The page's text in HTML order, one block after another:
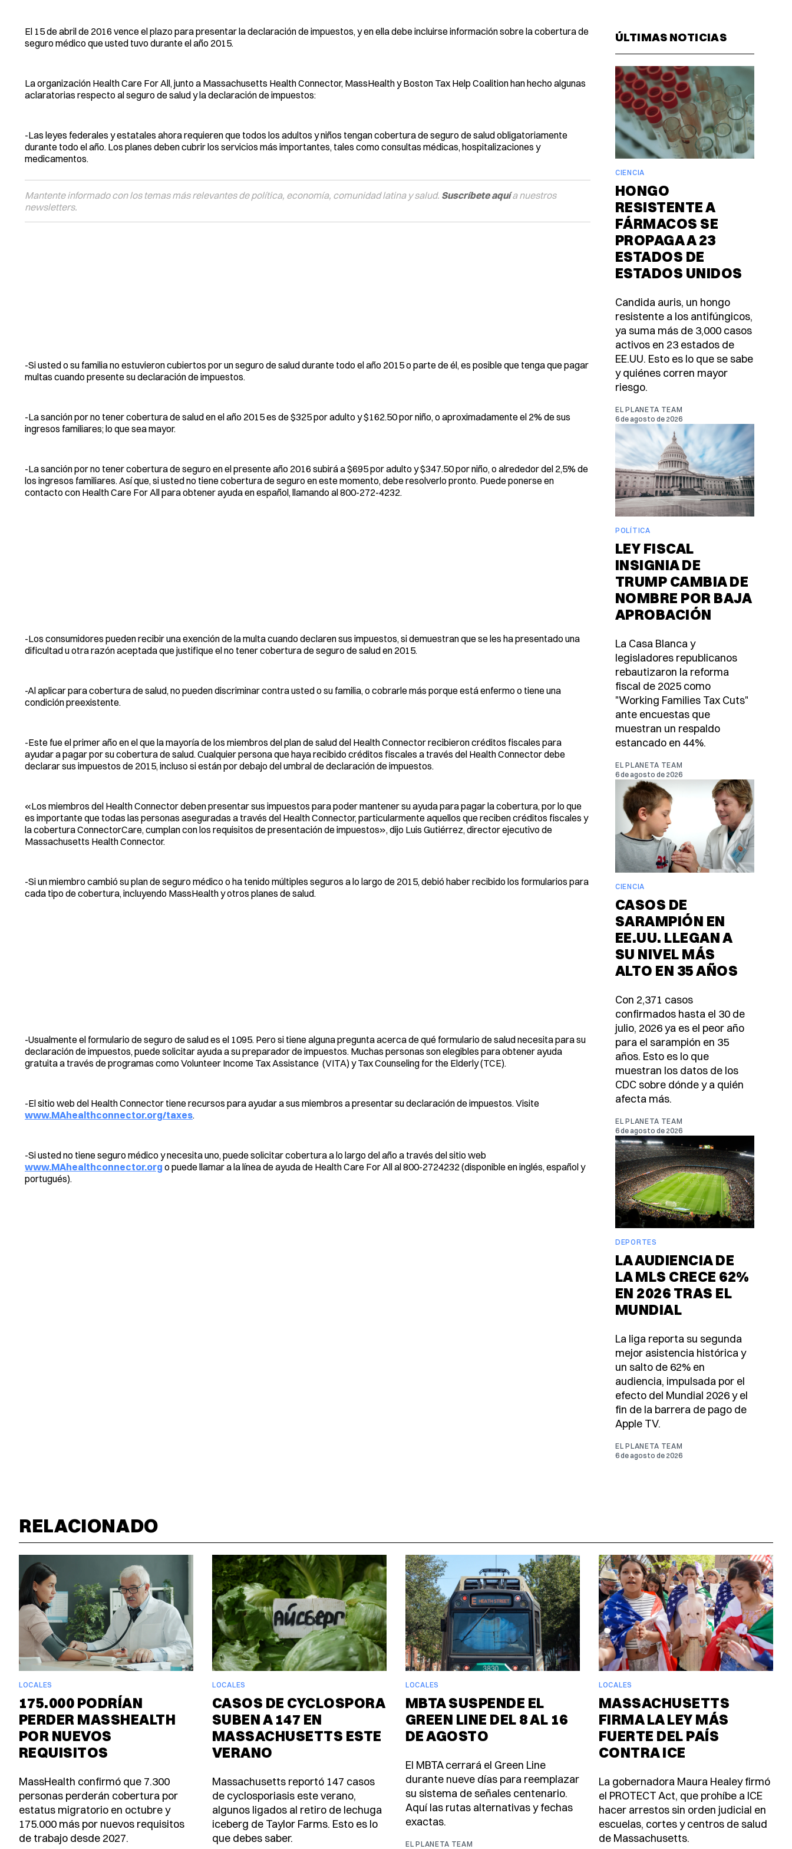
El 15 de abril de 2016 vence el plazo para presentar la declaración de impuestos, y en ella debe incluirse información sobre la cobertura de
seguro médico que usted tuvo durante el año 2015.
La organización Health Care For All, junto a Massachusetts Health Connector, MassHealth y Boston Tax Help Coalition han hecho algunas
aclaratorias respecto al seguro de salud y la declaración de impuestos:
-Las leyes federales y estatales ahora requieren que todos los adultos y niños tengan cobertura de seguro de salud obligatoriamente
durante todo el año. Los planes deben cubrir los servicios más importantes, tales como consultas médicas, hospitalizaciones y
medicamentos.
Mantente informado con los temas más relevantes de política, economía, comunidad latina y salud. Suscríbete aquía nuestros
newsletters.
-Si usted o su familia no estuvieron cubiertos por un seguro de salud durante todo el año 2015 o parte de él, es posible que tenga que pagar
multas cuando presente su declaración de impuestos.
-La sanción por no tener cobertura de salud en el año 2015 es de $325 por adulto y $162.50 por niño, o aproximadamente el 2% de sus
ingresos familiares; lo que sea mayor.
-La sanción por no tener cobertura de seguro en el presente año 2016 subirá a $695 por adulto y $347.50 por niño, o alrededor del 2,5% de
los ingresos familiares. Así que, si usted no tiene cobertura de seguro en este momento, debe resolverlo pronto. Puede ponerse en
contacto con Health Care For All para obtener ayuda en español, llamando al 800-272-4232.
-Los consumidores pueden recibir una exención de la multa cuando declaren sus impuestos, si demuestran que se les ha presentado una
dificultad u otra razón aceptada que justifique el no tener cobertura de seguro de salud en 2015.
-Al aplicar para cobertura de salud, no pueden discriminar contra usted o su familia, o cobrarle más porque está enfermo o tiene una
condición preexistente.
-Este fue el primer año en el que la mayoría de los miembros del plan de salud del Health Connector recibieron créditos fiscales para
ayudar a pagar por su cobertura de salud. Cualquier persona que haya recibido créditos fiscales a través del Health Connector debe
declarar sus impuestos de 2015, incluso si están por debajo del umbral de declaración de impuestos.
«Los miembros del Health Connector deben presentar sus impuestos para poder mantener su ayuda para pagar la cobertura, por lo que
es importante que todas las personas aseguradas a través del Health Connector, particularmente aquellos que reciben créditos fiscales y
la cobertura ConnectorCare, cumplan con los requisitos de presentación de impuestos», dijo Luis Gutiérrez, director ejecutivo de
Massachusetts Health Connector.
-Si un miembro cambió su plan de seguro médico o ha tenido múltiples seguros a lo largo de 2015, debió haber recibido los formularios para
cada tipo de cobertura, incluyendo MassHealth y otros planes de salud.
-Usualmente el formulario de seguro de salud es el 1095. Pero si tiene alguna pregunta acerca de qué formulario de salud necesita para su
declaración de impuestos, puede solicitar ayuda a su preparador de impuestos. Muchas personas son elegibles para obtener ayuda
gratuita a través de programas como Volunteer Income Tax Assistance (VITA) y Tax Counseling for the Elderly (TCE).
-El sitio web del Health Connector tiene recursos para ayudar a sus miembros a presentar su declaración de impuestos. Visite
www.MAhealthconnector.org/taxes.
-Si usted no tiene seguro médico y necesita uno, puede solicitar cobertura a lo largo del año a través del sitio web
www.MAhealthconnector.org o puede llamar a la línea de ayuda de Health Care For All al 800-2724232 (disponible en inglés, español y
portugués).
ÚLTIMAS NOTICIAS
CIENCIA
HONGO
RESISTENTE A
FÁRMACOS SE
PROPAGA A 23
ESTADOS DE
ESTADOS UNIDOS
Candida auris, un hongo
resistente a los antifúngicos,
ya suma más de 3,000 casos
activos en 23 estados de
EE.UU. Esto es lo que se sabe
y quiénes corren mayor
riesgo.
EL PLANETA TEAM
6 de agosto de 2026
POLÍTICA
LEY FISCAL
INSIGNIA DE
TRUMP CAMBIA DE
NOMBRE POR BAJA
APROBACIÓN
La Casa Blanca y
legisladores republicanos
rebautizaron la reforma
fiscal de 2025 como
"Working Families Tax Cuts"
ante encuestas que
muestran un respaldo
estancado en 44%.
EL PLANETA TEAM
6 de agosto de 2026
CIENCIA
CASOS DE
SARAMPIÓN EN
EE.UU. LLEGAN A
SU NIVEL MÁS
ALTO EN 35 AÑOS
Con 2,371 casos
confirmados hasta el 30 de
julio, 2026 ya es el peor año
para el sarampión en 35
años. Esto es lo que
muestran los datos de los
CDC sobre dónde y a quién
afecta más.
EL PLANETA TEAM
6 de agosto de 2026
DEPORTES
LA AUDIENCIA DE
LA MLS CRECE 62%
EN 2026 TRAS EL
MUNDIAL
La liga reporta su segunda
mejor asistencia histórica y
un salto de 62% en
audiencia, impulsada por el
efecto del Mundial 2026 y el
fin de la barrera de pago de
Apple TV.
EL PLANETA TEAM
6 de agosto de 2026
RELACIONADO
LOCALES
175.000 PODRÍAN
PERDER MASSHEALTH
POR NUEVOS
REQUISITOS
MassHealth confirmó que 7.300
personas perderán cobertura por
estatus migratorio en octubre y
175.000 más por nuevos requisitos
de trabajo desde 2027.
LOCALES
CASOS DE CYCLOSPORA
SUBEN A 147 EN
MASSACHUSETTS ESTE
VERANO
Massachusetts reportó 147 casos
de cyclosporiasis este verano,
algunos ligados al retiro de lechuga
iceberg de Taylor Farms. Esto es lo
que debes saber.
LOCALES
MBTA SUSPENDE EL
GREEN LINE DEL 8 AL 16
DE AGOSTO
El MBTA cerrará el Green Line
durante nueve días para reemplazar
su sistema de señales centenario.
Aquí las rutas alternativas y fechas
exactas.
EL PLANETA TEAM
LOCALES
MASSACHUSETTS
FIRMA LA LEY MÁS
FUERTE DEL PAÍS
CONTRA ICE
La gobernadora Maura Healey firmó
el PROTECT Act, que prohíbe a ICE
hacer arrestos sin orden judicial en
escuelas, cortes y centros de salud
de Massachusetts.